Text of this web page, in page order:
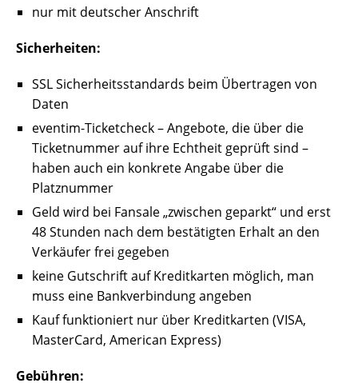
nur mit deutscher Anschrift
Sicherheiten:
SSL Sicherheitsstandards beim Übertragen von
Daten
eventim-Ticketcheck – Angebote, die über die
Ticketnummer auf ihre Echtheit geprüft sind –
haben auch ein konkrete Angabe über die
Platznummer
Geld wird bei Fansale „zwischen geparkt“ und erst
48 Stunden nach dem bestätigten Erhalt an den
Verkäufer frei gegeben
keine Gutschrift auf Kreditkarten möglich, man
muss eine Bankverbindung angeben
Kauf funktioniert nur über Kreditkarten (VISA,
MasterCard, American Express)
Gebühren: